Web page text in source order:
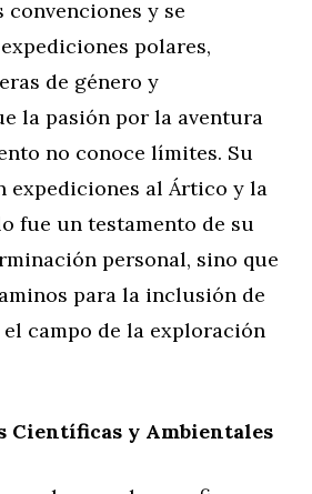
convenciones y se
polares,
de género y
la pasión por la aventura
no conoce límites. Su
expediciones al Ártico y la
fue un testamento de su
personal, sino que
para la inclusión de
campo de la exploración
Científicas y Ambientales